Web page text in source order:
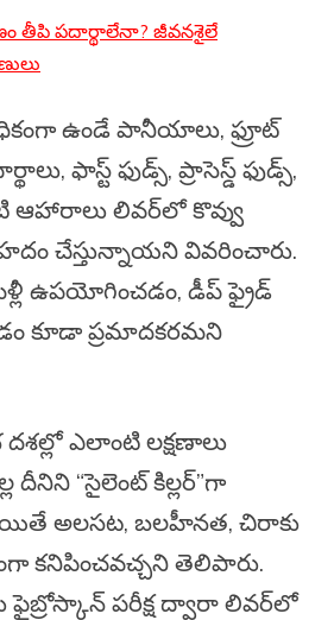
తీపి పదార్థాలేనా? జీవనశైలే
ఉండే పానీయాలు, ఫ్రూట్
ఫాస్ట్ ఫుడ్స్, ప్రాసెస్డ్ ఫుడ్స్,
ఆహారాలు లివర్‌లో కొవ్వు
చేస్తున్నాయని వివరించారు.
ఉపయోగించడం, డీప్ ఫ్రైడ్
కూడా ప్రమాదకరమని
ఎలాంటి లక్షణాలు
దీనిని “సైలెంట్ కిల్లర్”గా
అయితే అలసట, బలహీనత, చిరాకు
కనిపించవచ్చని తెలిపారు.
పరీక్ష ద్వారా లివర్‌లో